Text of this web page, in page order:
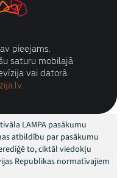
2026
LAMPA pasākumu
atbildību par pasākumu
to, ciktāl viedokļu
Republikas normatīvajiem